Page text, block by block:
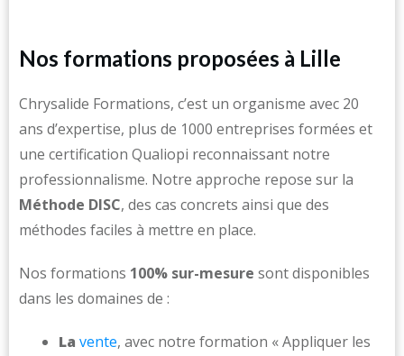
Nos formations proposées à Lille
Chrysalide Formations, c’est un organisme avec 20
ans d’expertise, plus de 1000 entreprises formées et
une certification Qualiopi reconnaissant notre
professionnalisme. Notre approche repose sur la
Méthode DISC, des cas concrets ainsi que des
méthodes faciles à mettre en place.
Nos formations 100% sur-mesure sont disponibles
dans les domaines de :
La vente, avec notre formation « Appliquer les